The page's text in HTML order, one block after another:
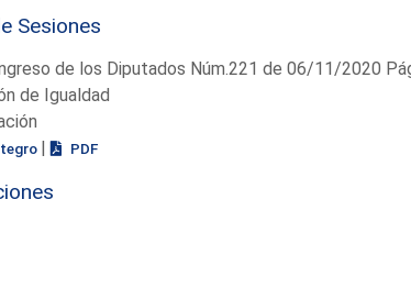
Sesiones
de los Diputados Núm.221 de 06/11/2020
de Igualdad
| PDF